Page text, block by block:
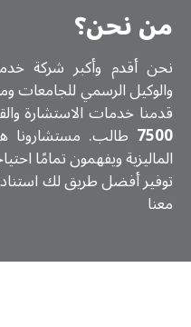
من نحن؟
نحن أقدم وأكبر شركة
والوكيل الرسمي للجامعات
قدمنا خدمات الاستشارة
7500 طالب. مستشارونا
الماليزية ويفهمون تمامًا
توفير أفضل طريق لك
معنا